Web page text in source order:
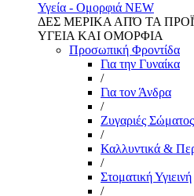
Υγεία - Ομορφιά NEW
ΔΕΣ ΜΕΡΙΚΑ ΑΠΌ ΤΑ
ΥΓΕΙΑ ΚΑΙ ΟΜΟΡΦΙΑ
Προσωπική Φροντίδα
Για την Γυναίκα
/
Για τον Άνδρα
/
Ζυγαριές
/
Καλλυντικά &
/
Στοματική Υγιεινή
/